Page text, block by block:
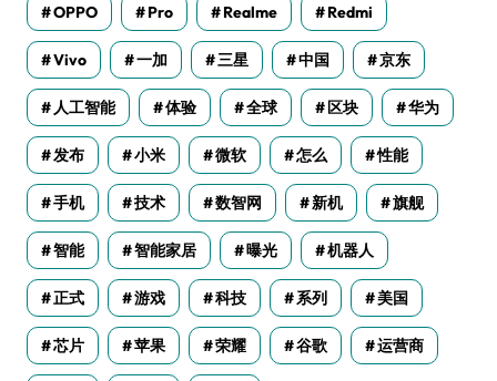
OPPO Pro Realme Redmi
Vivo 一加 三星 中国 京东
人工智能 体验 全球 区块 华为
发布 小米 微软 怎么 性能
手机 技术 数智网 新机 旗舰
智能 智能家居 曝光 机器人
正式 游戏 科技 系列 美国
芯片 苹果 荣耀 谷歌 运营商